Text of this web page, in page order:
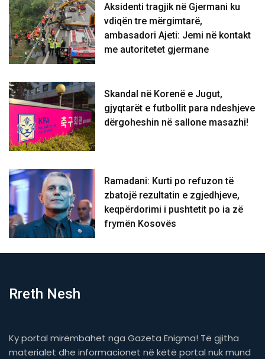
Aksidenti tragjik në Gjermani ku
vdiqën tre mërgimtarë,
ambasadori Ajeti: Jemi në kontakt
me autoritetet gjermane
Skandal në Korenë e Jugut,
gjyqtarët e futbollit para ndeshjeve
dërgoheshin në sallone masazhi!
Ramadani: Kurti po refuzon të
zbatojë rezultatin e zgjedhjeve,
keqpërdorimi i pushtetit po ia zë
frymën Kosovës
Rreth Nesh
Ky portal mirëmbahet nga Gazeta Enigma! Të gjitha
materialet dhe informacionet në këtë portal nuk mund